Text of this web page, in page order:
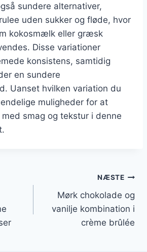
sundere alternativer,
uden sukker og fløde, hvor
kokosmælk eller græsk
Disse variationer
konsistens, samtidig
en sundere
Uanset hvilken variation du
muligheder for at
smag og tekstur i denne
NÆSTE
Mørk chokolade og
vanilje kombination i
crème brûlée